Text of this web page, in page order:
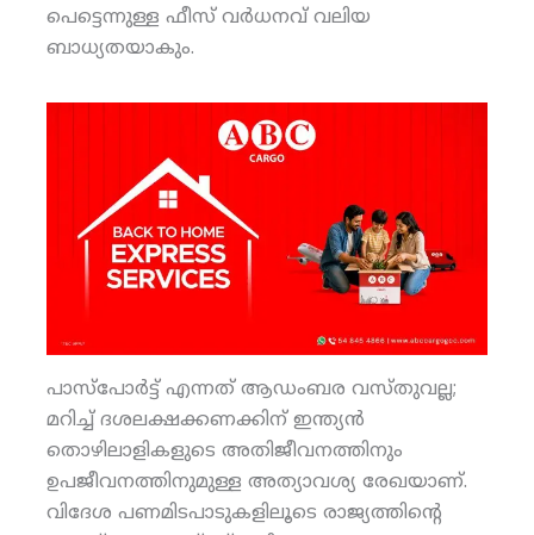
പെട്ടെന്നുള്ള ഫീസ് വര്‍ധനവ് വലിയ
ബാധ്യതയാകും.
പാസ്‌പോര്‍ട്ട് എന്നത് ആഡംബര വസ്തുവല്ല;
മറിച്ച് ദശലക്ഷക്കണക്കിന് ഇന്ത്യന്‍
തൊഴിലാളികളുടെ അതിജീവനത്തിനും
ഉപജീവനത്തിനുമുള്ള അത്യാവശ്യ രേഖയാണ്.
വിദേശ പണമിടപാടുകളിലൂടെ രാജ്യത്തിന്റെ